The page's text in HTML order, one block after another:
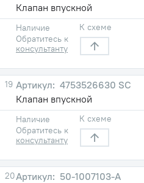
Клапан впускной
Наличие
Обратитесь к
консультанту
К схеме
19
4753526630 SC
Клапан впускной
Наличие
Обратитесь к
консультанту
К схеме
20
50-1007103-А